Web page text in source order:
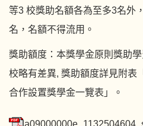
等3 校獎助名額各為至多3名外
名，名額不得流用。
獎助額度：本獎學金原則獎助
校略有差異, 獎助額度詳見附表
合作設置獎學金一覽表」。